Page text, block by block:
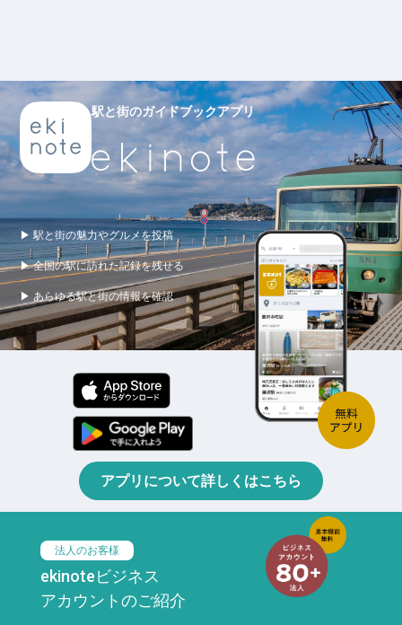
駅と街のガイドブックアプリ
▶ 駅と街の魅力やグルメを投稿
▶ 全国の駅に訪れた記録を残せる
▶ あらゆる駅と街の情報を確認
アプリについて詳しくはこちら
法人のお客様
ekinoteビジネス
アカウントのご紹介